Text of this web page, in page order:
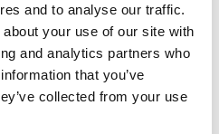
and to analyse our traffic.
your use of our site with
and analytics partners who
that you’ve
collected from your use